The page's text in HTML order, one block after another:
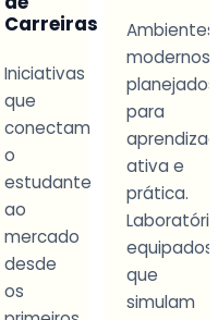
Ambientes
planejados
para
aprendizagem
prática.
Laboratórios
equipados
que
simulam
que
integra
teoria
aplicada
a
Projetos
e